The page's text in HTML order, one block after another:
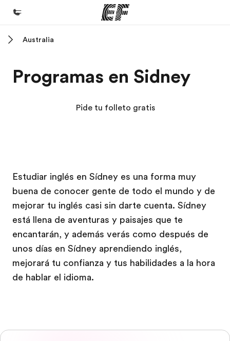
Programas
Quiénes somos
Trabajos
Únete al equipo
Australia
Programas en Sidney
Pide tu folleto gratis
Estudiar inglés en Sídney es una forma muy
buena de conocer gente de todo el mundo y de
mejorar tu inglés casi sin darte cuenta. Sídney
está llena de aventuras y paisajes que te
encantarán, y además verás como después de
unos días en Sídney aprendiendo inglés,
mejorará tu confianza y tus habilidades a la hora
de hablar el idioma.